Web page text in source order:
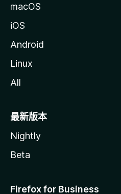
macOS
iOS
Android
Linux
All
最新版本
Nightly
Beta
Firefox for Business